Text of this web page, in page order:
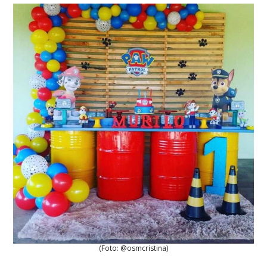
(Foto: @osmcristina)